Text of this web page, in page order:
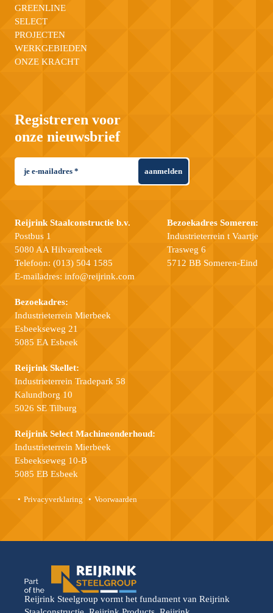
GREENLINE
SELECT
PROJECTEN
WERKGEBIEDEN
ONZE KRACHT
Registreren voor
onze nieuwsbrief
aanmelden
Reijrink Staalconstructie b.v.
Postbus 1
5080 AA Hilvarenbeek
Telefoon: (013) 504 1585
E-mailadres: info@reijrink.com
Bezoekadres:
Industrieterrein Mierbeek
Esbeekseweg 21
5085 EA Esbeek
Bezoekadres Someren:
Industrieterrein t Vaartje
Trasweg 6
5712 BB Someren-Eind
Reijrink Skellet:
Industrieterrein Tradepark 58
Kalundborg 10
5026 SE Tilburg
Reijrink Select Machineonderhoud:
Industrieterrein Mierbeek
Esbeekseweg 10-B
5085 EB Esbeek
Privacyverklaring Voorwaarden
Reijrink Steelgroup vormt het fundament van Reijrink